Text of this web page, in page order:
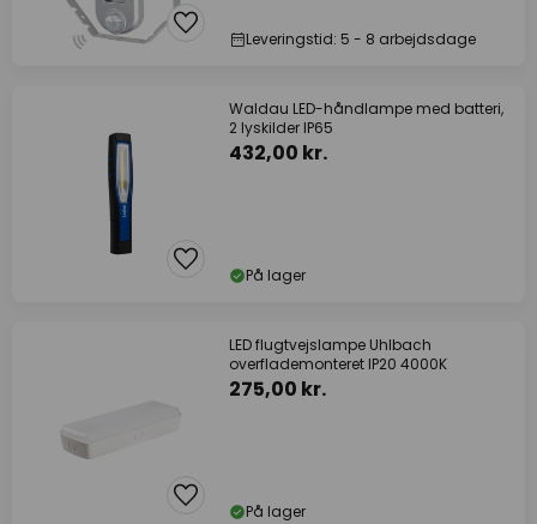
Leveringstid: 5 - 8 arbejdsdage
Waldau LED-håndlampe med batteri,
2 lyskilder IP65
432,00 kr.
På lager
LED flugtvejslampe Uhlbach
overflademonteret IP20 4000K
275,00 kr.
På lager